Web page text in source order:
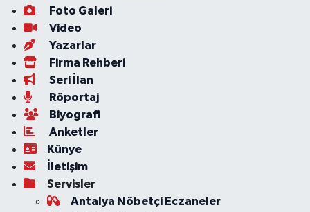
Foto Galeri
Video
Yazarlar
Firma Rehberi
Seri İlan
Röportaj
Biyografi
Anketler
Künye
İletişim
Servisler
Antalya Nöbetçi Eczaneler